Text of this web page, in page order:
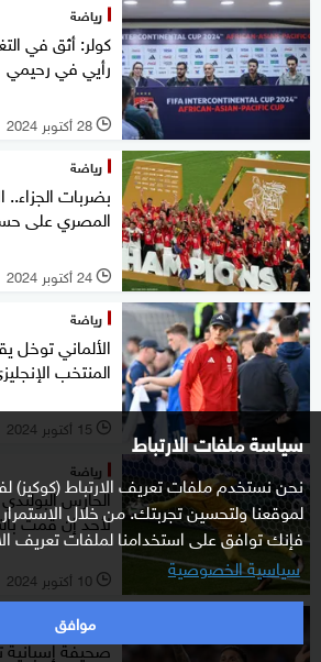
سياسة ملفات الارتباط
نحن نستخدم ملفات تعريف الارتباط (كوكيز)
لموقعنا ولتحسين تجربتك. من خلال
فإنك توافق على استخدامنا لملفات تعريف
سياسية الخصوصية
موافق
رياضة
كولر: أثق في
رأيي في رحيمي
l 28 أكتوبر 2024
رياضة
بضربات الجزاء..
المصري على
l 24 أكتوبر 2024
رياضة
الألماني توخل
المنتخب
l 15 أكتوبر 2024
رياضة
الحارس
لأحد إن قمت
l 10 أكتوبر 2024
رياضة
صحيفة